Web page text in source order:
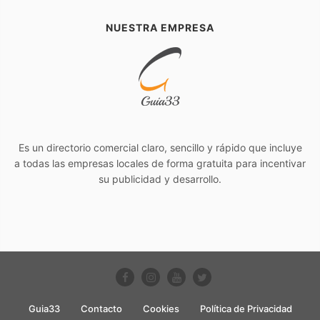
NUESTRA EMPRESA
Es un directorio comercial claro, sencillo y rápido que incluye
a todas las empresas locales de forma gratuita para incentivar
su publicidad y desarrollo.
Guia33 Contacto Cookies Política de Privacidad